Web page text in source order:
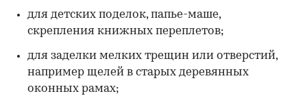
для детских поделок, папье-маше,
скрепления книжных переплетов;
для заделки мелких трещин или отверстий,
например щелей в старых деревянных
оконных рамах;